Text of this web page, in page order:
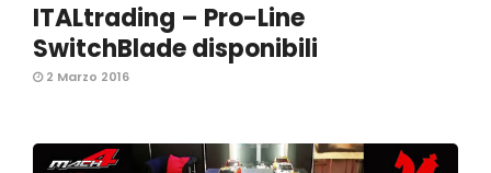
ITALtrading – Pro-Line
SwitchBlade disponibili
2 Marzo 2016